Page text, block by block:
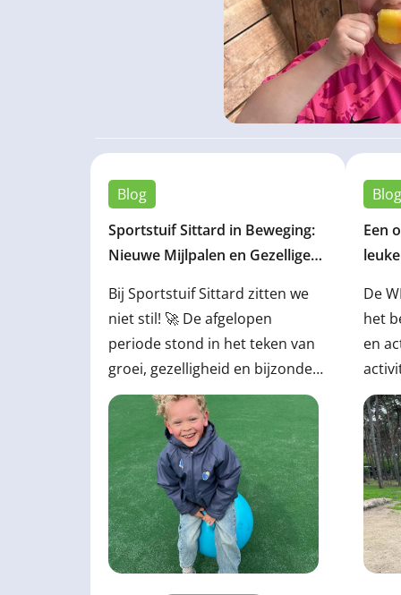
Blog
Sportstuif Sittard in Beweging:
Nieuwe Mijlpalen en Gezellige
Bij Sportstuif Sittard zitten we
niet stil! 🚀 De afgelopen
periode stond in het teken van
groei, gezelligheid en bijzondere
momenten samen met onze
kinderen en vestigingen ❤️. Van
een nieuwe ophaal locatie voor
onze BSO tot een feestelijke
Bevrijdingsdag én ons 1-jarig
bestaan: we kijken terug op
mooie herinneringen en kijken
vol enthousiasme vooruit! 🎊
Blog
Een
De
het
en
een
de